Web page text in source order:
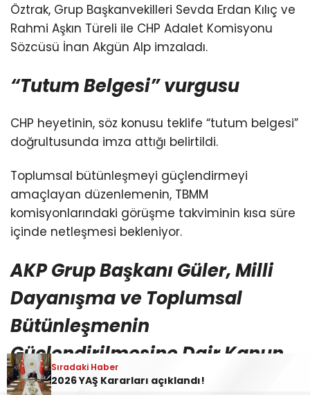
Öztrak, Grup Başkanvekilleri Sevda Erdan Kılıç ve
Rahmi Aşkın Türeli ile CHP Adalet Komisyonu
Sözcüsü İnan Akgün Alp imzaladı.
“Tutum Belgesi” vurgusu
CHP heyetinin, söz konusu teklife “tutum belgesi”
doğrultusunda imza attığı belirtildi.
Toplumsal bütünleşmeyi güçlendirmeyi
amaçlayan düzenlemenin, TBMM
komisyonlarındaki görüşme takviminin kısa süre
içinde netleşmesi bekleniyor.
AKP Grup Başkanı Güler, Milli
Dayanışma ve Toplumsal
Bütünleşmenin
Güçlendirilmesine Dair Kanun
Teklifi’nin 360’a yakın imzayla
Sıradaki Haber
2026 YAŞ Kararları açıklandı!